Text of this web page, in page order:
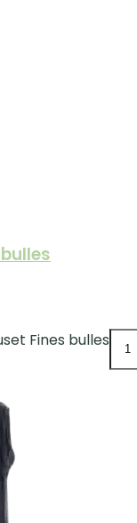
bulles
Fines bulles